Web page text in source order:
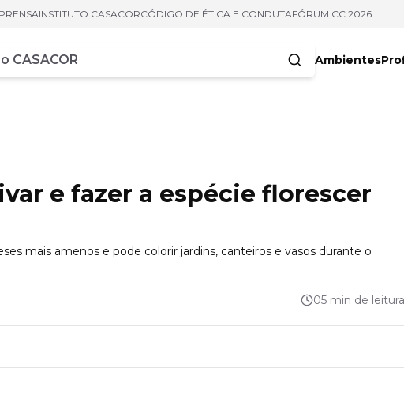
INSTITUTO CASACORCÓDIGO DE ÉTICA E CONDUTAFÓRUM CC 2026
caracteres
Ambientes
e fazer a espécie florescer
mais amenos e pode colorir jardins, canteiros e vasos durante o
05 min de leitura